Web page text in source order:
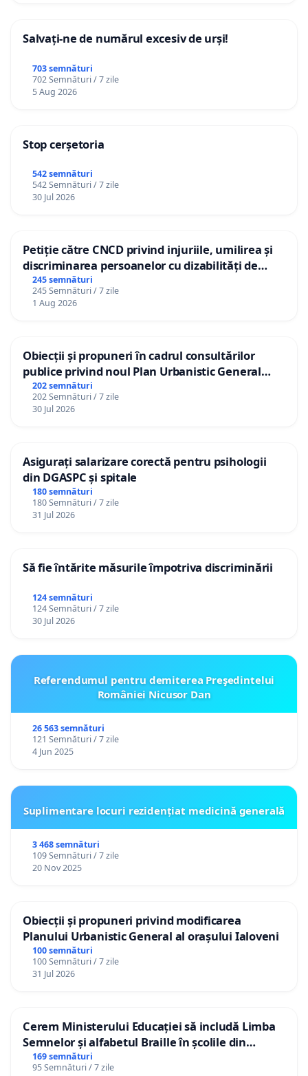
Salvați-ne de numărul excesiv de urși!
703 semnături
702 Semnături / 7 zile
5 Aug 2026
Stop cerșetoria
542 semnături
542 Semnături / 7 zile
30 Jul 2026
Petiție către CNCD privind injuriile, umilirea și
discriminarea persoanelor cu dizabilități de
către utilizatorul TikTok „Gorici”
245 semnături
245 Semnături / 7 zile
1 Aug 2026
Obiecții și propuneri în cadrul consultărilor
publice privind noul Plan Urbanistic General
(PUG) Ialoveni
202 semnături
202 Semnături / 7 zile
30 Jul 2026
Asigurați salarizare corectă pentru psihologii
din DGASPC și spitale
180 semnături
180 Semnături / 7 zile
31 Jul 2026
Să fie întărite măsurile împotriva discriminării
124 semnături
124 Semnături / 7 zile
30 Jul 2026
Referendumul pentru demiterea Preşedintelui
României Nicusor Dan
26 563 semnături
121 Semnături / 7 zile
4 Jun 2025
Suplimentare locuri rezidențiat medicină generală
3 468 semnături
109 Semnături / 7 zile
20 Nov 2025
Obiecții și propuneri privind modificarea
Planului Urbanistic General al orașului Ialoveni
100 semnături
100 Semnături / 7 zile
31 Jul 2026
Cerem Ministerului Educației să includă Limba
Semnelor și alfabetul Braille în școlile din
Republica Moldova!
169 semnături
95 Semnături / 7 zile